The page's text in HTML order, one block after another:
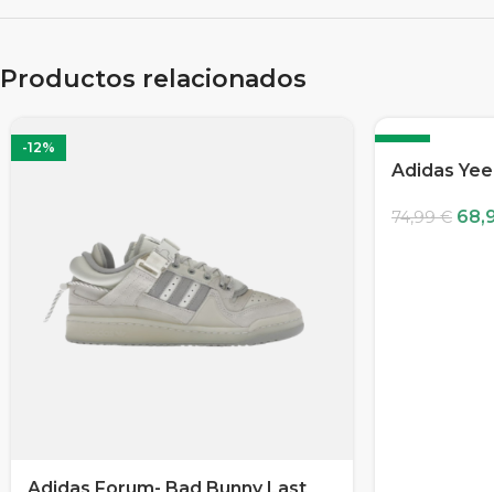
Productos relacionados
-12% -8%
Adidas
74,99€